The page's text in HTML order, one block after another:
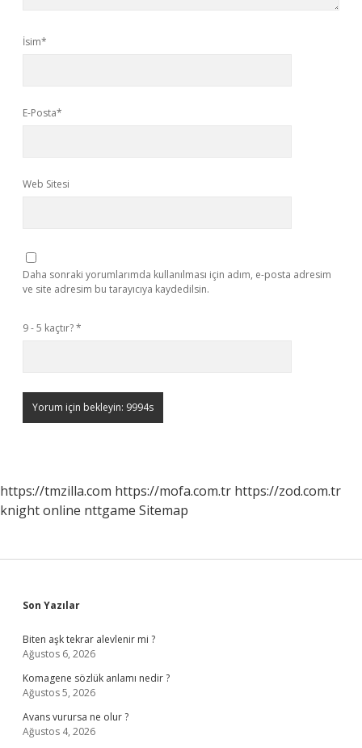
İsim*
E-Posta*
Web Sitesi
Daha sonraki yorumlarımda kullanılması için adım, e-posta adresim
ve site adresim bu tarayıcıya kaydedilsin.
9 - 5 kaçtır?*
https://tmzilla.com https://mofa.com.tr https://zod.com.tr
knight online nttgame Sitemap
Sidebar
Son Yazılar
Biten aşk tekrar alevlenir mi ?
Ağustos 6, 2026
Komagene sözlük anlamı nedir ?
Ağustos 5, 2026
Avans vurursa ne olur ?
Ağustos 4, 2026